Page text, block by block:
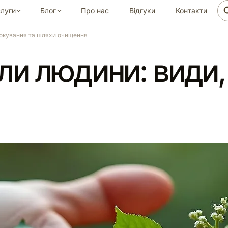
Блог Про нас Відгуки Контакти
та шляхи очищення
людини: